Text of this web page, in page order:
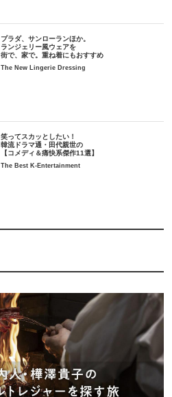
プラダ、サンローランほか。
ランジェリー風ウェアを
街で、家で。重ね着にもおすすめ
The New Lingerie Dressing
笑ってスカッとしたい！
韓流ドラマ通・田代親世の
【コメディ＆痛快系傑作11選】
The Best K-Entertainment